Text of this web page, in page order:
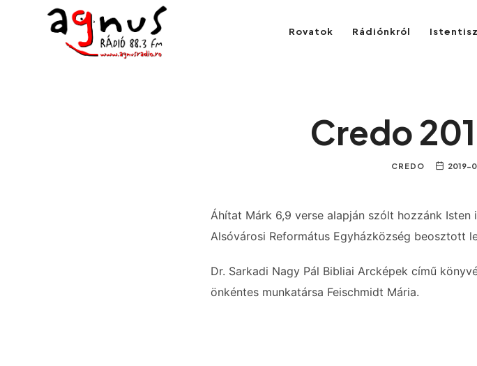
Agnus Rádió Rovatok Rádiónkról
Credo
CREDO 2019-
Áhítat Márk 6,9 verse alapján szólt hozzánk Isten
Alsóvárosi Református Egyházközség beosztott
Dr. Sarkadi Nagy Pál Bibliai Arcképek című
önkéntes munkatársa Feischmidt Mária.